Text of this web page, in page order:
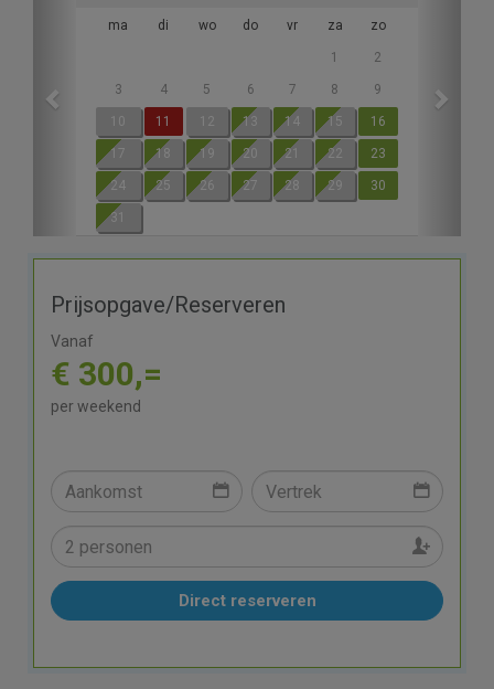
ma di wo do vr za zo
1 2
3 4 5 6 7 8 9
10 11 12 13 14 15 16
17 18 19 20 21 22 23
24 25 26 27 28 29 30
31
Prijsopgave/Reserveren
Vanaf
€ 300,=
per weekend
Direct reserveren